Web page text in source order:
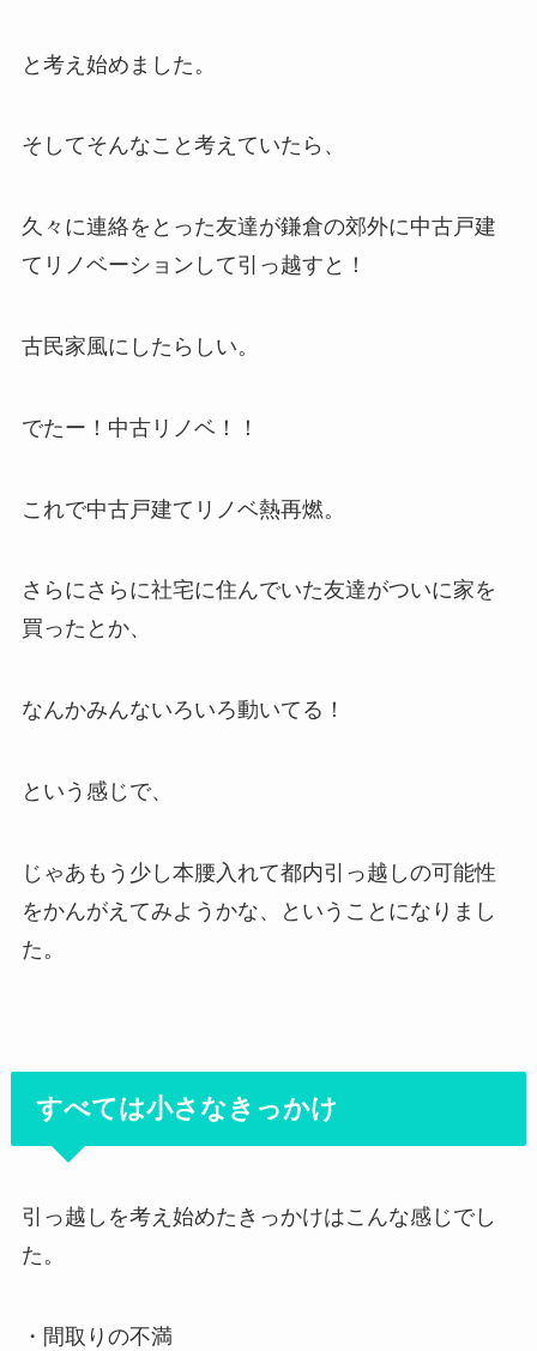
と考え始めました。
そしてそんなこと考えていたら、
久々に連絡をとった友達が鎌倉の郊外に中古戸建
てリノベーションして引っ越すと！
古民家風にしたらしい。
でたー！中古リノベ！！
これで中古戸建てリノベ熱再燃。
さらにさらに社宅に住んでいた友達がついに家を
買ったとか、
なんかみんないろいろ動いてる！
という感じで、
じゃあもう少し本腰入れて都内引っ越しの可能性
をかんがえてみようかな、ということになりまし
た。
すべては小さなきっかけ
引っ越しを考え始めたきっかけはこんな感じでし
た。
・間取りの不満